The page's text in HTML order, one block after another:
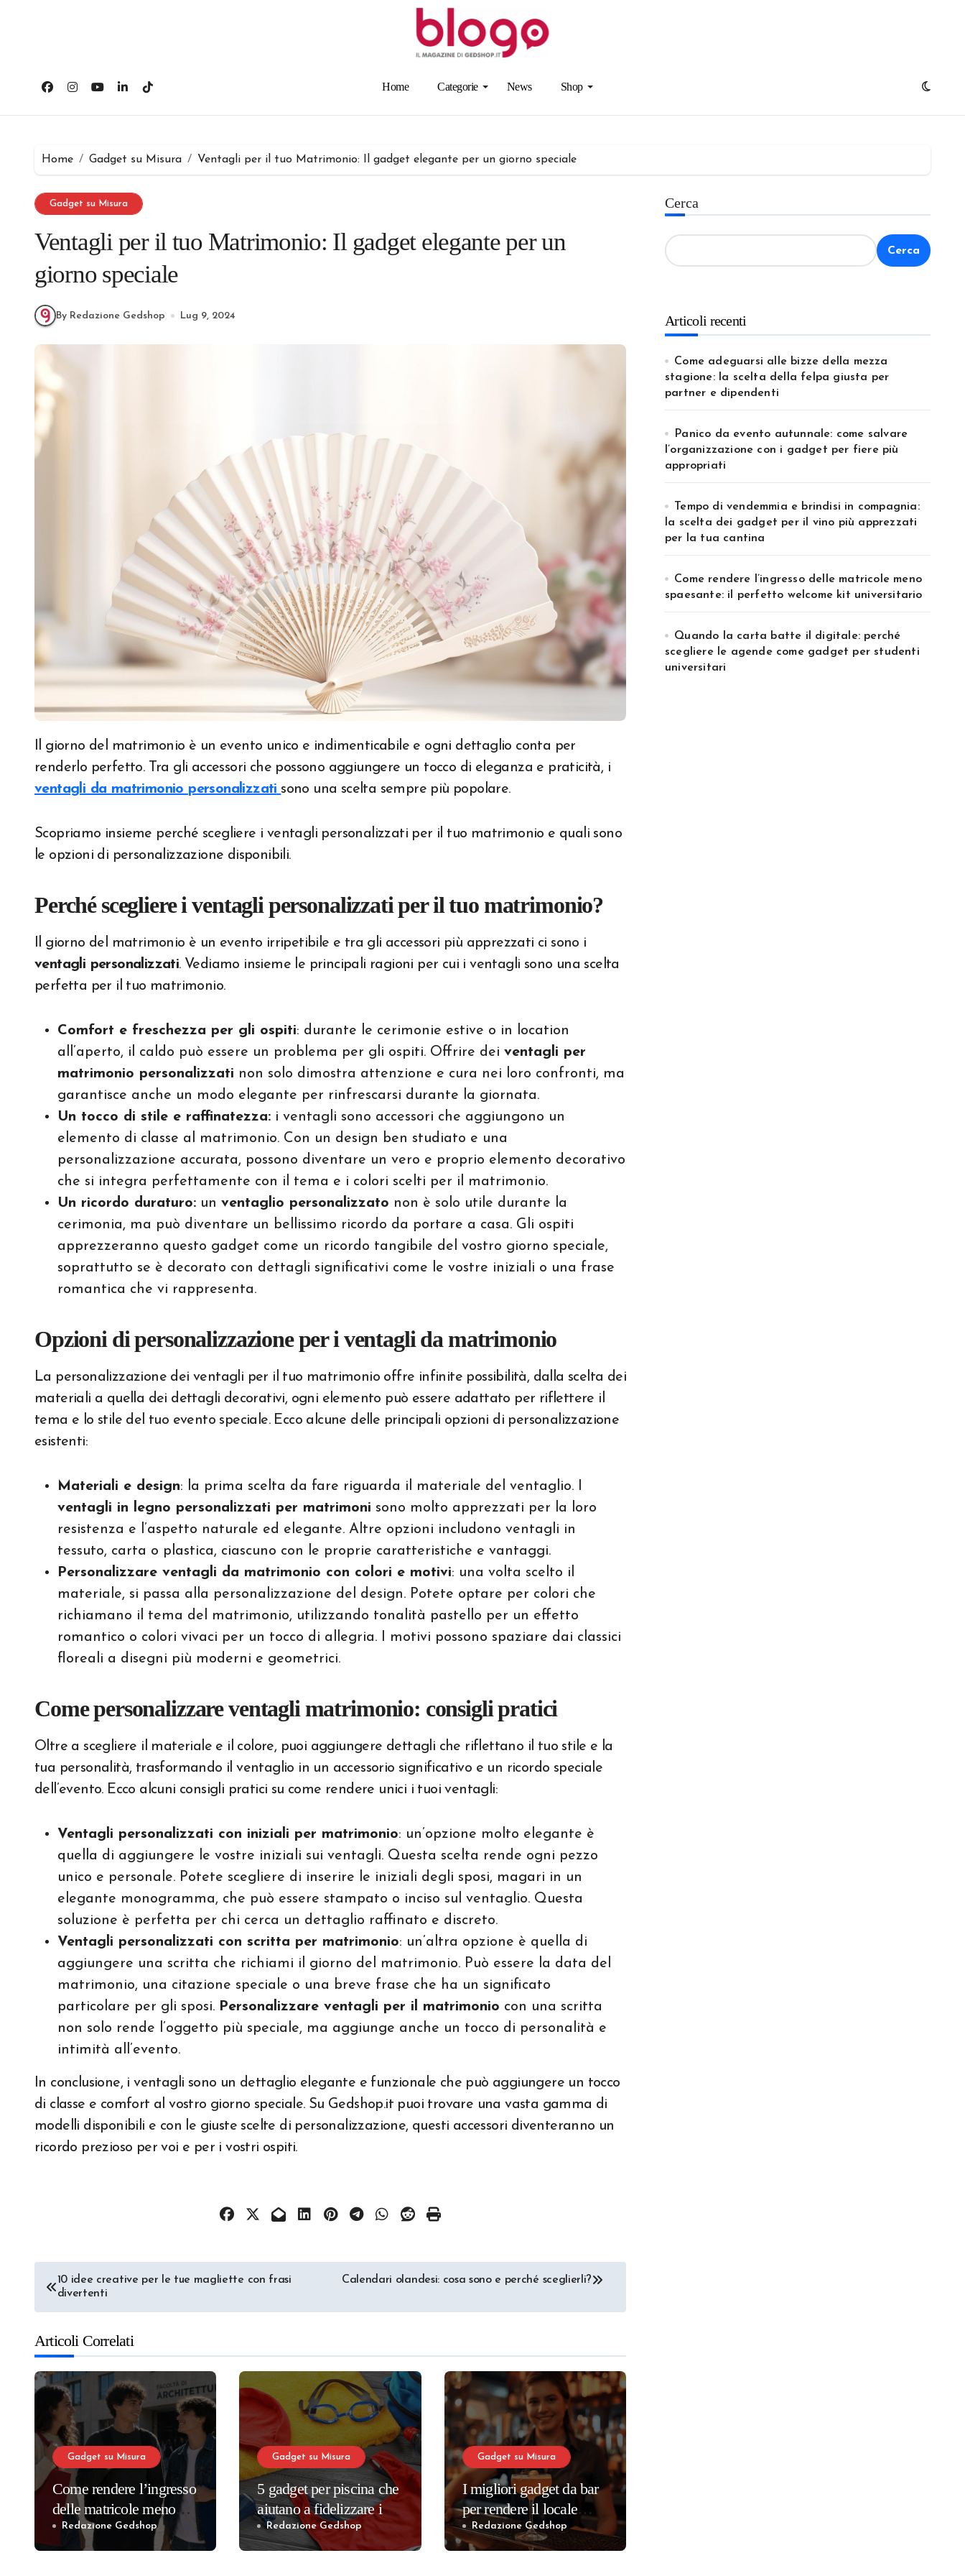
Home Categorie News Shop
Home Gadget su Misura Ventagli per il tuo Matrimonio: Il gadget elegante per un giorno speciale
Gadget su Misura
Ventagli per il tuo Matrimonio: Il gadget elegante per un
giorno speciale
By Redazione Gedshop Lug 9, 2024
renderlo perfetto. Tra gli accessori che possono aggiungere un tocco di eleganza e praticità, i
ventagli da matrimonio personalizzati sono una scelta sempre più popolare.
Scopriamo insieme perché scegliere i ventagli personalizzati per il tuo matrimonio e quali sono
le opzioni di personalizzazione disponibili.
Perché scegliere i ventagli personalizzati per il tuo matrimonio?
Il giorno del matrimonio è un evento irripetibile e tra gli accessori più apprezzati ci sono i
ventagli personalizzati. Vediamo insieme le principali ragioni per cui i ventagli sono una scelta
perfetta per il tuo matrimonio.
Comfort e freschezza per gli ospiti: durante le cerimonie estive o in location
all’aperto, il caldo può essere un problema per gli ospiti. Offrire dei ventagli per
matrimonio personalizzati non solo dimostra attenzione e cura nei loro confronti, ma
garantisce anche un modo elegante per rinfrescarsi durante la giornata.
Un tocco di stile e raffinatezza: i ventagli sono accessori che aggiungono un
elemento di classe al matrimonio. Con un design ben studiato e una
personalizzazione accurata, possono diventare un vero e proprio elemento decorativo
che si integra perfettamente con il tema e i colori scelti per il matrimonio.
Un ricordo duraturo: un ventaglio personalizzato non è solo utile durante la
cerimonia, ma può diventare un bellissimo ricordo da portare a casa. Gli ospiti
apprezzeranno questo gadget come un ricordo tangibile del vostro giorno speciale,
soprattutto se è decorato con dettagli significativi come le vostre iniziali o una frase
romantica che vi rappresenta.
Opzioni di personalizzazione per i ventagli da matrimonio
La personalizzazione dei ventagli per il tuo matrimonio offre infinite possibilità, dalla scelta dei
materiali a quella dei dettagli decorativi, ogni elemento può essere adattato per riflettere il
tema e lo stile del tuo evento speciale. Ecco alcune delle principali opzioni di personalizzazione
esistenti:
Materiali e design: la prima scelta da fare riguarda il materiale del ventaglio. I
ventagli in legno personalizzati per matrimoni sono molto apprezzati per la loro
resistenza e l’aspetto naturale ed elegante. Altre opzioni includono ventagli in
tessuto, carta o plastica, ciascuno con le proprie caratteristiche e vantaggi.
Personalizzare ventagli da matrimonio con colori e motivi: una volta scelto il
materiale, si passa alla personalizzazione del design. Potete optare per colori che
richiamano il tema del matrimonio, utilizzando tonalità pastello per un effetto
romantico o colori vivaci per un tocco di allegria. I motivi possono spaziare dai classici
floreali a disegni più moderni e geometrici.
Come personalizzare ventagli matrimonio: consigli pratici
Oltre a scegliere il materiale e il colore, puoi aggiungere dettagli che riflettano il tuo stile e la
tua personalità, trasformando il ventaglio in un accessorio significativo e un ricordo speciale
dell’evento. Ecco alcuni consigli pratici su come rendere unici i tuoi ventagli:
Ventagli personalizzati con iniziali per matrimonio: un’opzione molto elegante è
quella di aggiungere le vostre iniziali sui ventagli. Questa scelta rende ogni pezzo
unico e personale. Potete scegliere di inserire le iniziali degli sposi, magari in un
elegante monogramma, che può essere stampato o inciso sul ventaglio. Questa
soluzione è perfetta per chi cerca un dettaglio raffinato e discreto.
Ventagli personalizzati con scritta per matrimonio: un’altra opzione è quella di
aggiungere una scritta che richiami il giorno del matrimonio. Può essere la data del
matrimonio, una citazione speciale o una breve frase che ha un significato
particolare per gli sposi. Personalizzare ventagli per il matrimonio con una scritta
non solo rende l’oggetto più speciale, ma aggiunge anche un tocco di personalità e
intimità all’evento.
In conclusione, i ventagli sono un dettaglio elegante e funzionale che può aggiungere un tocco
di classe e comfort al vostro giorno speciale. Su Gedshop.it puoi trovare una vasta gamma di
modelli disponibili e con le giuste scelte di personalizzazione, questi accessori diventeranno un
ricordo prezioso per voi e per i vostri ospiti.
Navigazione
articoli
10 idee creative per le tue magliette con frasi
divertenti
Calendari olandesi: cosa sono e perché sceglierli?
Articoli Correlati
Gadget su Misura
Come rendere l’ingresso
delle matricole meno
spaesante: il perfetto
welcome kit
Redazione Gedshop
Gadget su Misura
5 gadget per piscina che
aiutano a fidelizzare i
clienti
Redazione Gedshop
Gadget su Misura
I migliori gadget da bar
per rendere il locale
indimenticabile
Redazione Gedshop
Cerca
Cerca
Articoli recenti
Come adeguarsi alle bizze della mezza
stagione: la scelta della felpa giusta per
partner e dipendenti
Panico da evento autunnale: come salvare
l’organizzazione con i gadget per fiere più
appropriati
Tempo di vendemmia e brindisi in compagnia:
la scelta dei gadget per il vino più apprezzati
per la tua cantina
Come rendere l’ingresso delle matricole meno
spaesante: il perfetto welcome kit universitario
Quando la carta batte il digitale: perché
scegliere le agende come gadget per studenti
universitari